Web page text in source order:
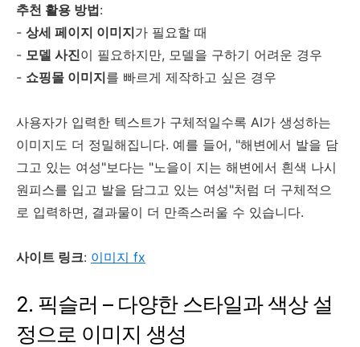
추천 활용 방법:
- 상세 페이지 이미지가 필요할 때
- 모델 사진이 필요하지만, 모델을 구하기 어려운 경우
- 쇼핑몰 이미지를 빠르게 제작하고 싶은 경우
사용자가 입력한 텍스트가 구체적일수록 AI가 생성하는
이미지도 더 정밀해집니다. 예를 들어, "해변에서 발을 담
그고 있는 여성"보다는 "노을이 지는 해변에서 흰색 나시
원피스를 입고 발을 담그고 있는 여성"처럼 더 구체적으
로 입력하면, 결과물이 더 만족스러울 수 있습니다.
사이트 링크: 이미지 fx
2. 픽슬러 – 다양한 스타일과 색상 설
정으로 이미지 생성